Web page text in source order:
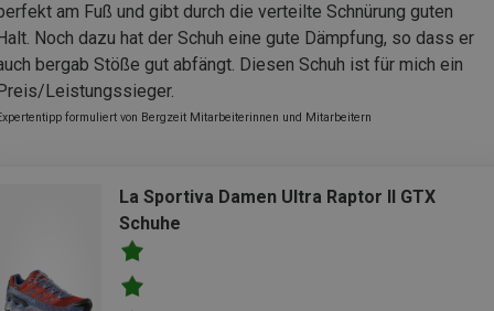
am Fuß und gibt durch die verteilte Schnürung guten
Noch dazu hat der Schuh eine gute Dämpfung, so dass er
bergab Stöße gut abfängt. Diesen Schuh ist für mich ein
Leistungssieger.
formuliert von Bergzeit Mitarbeiterinnen und Mitarbeitern
La Sportiva Damen Ultra Raptor II GTX
Schuhe